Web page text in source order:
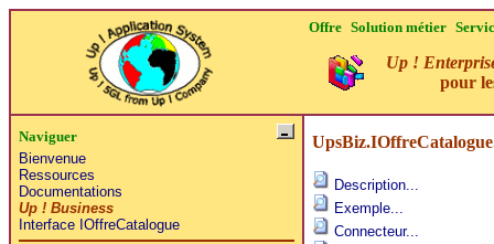
Offre Solution métier
Up !
pour
Naviguer
Bienvenue
Ressources
Documentations
Up ! Business
Interface IOffreCatalogue
Description...
Exemple...
Connecteur...